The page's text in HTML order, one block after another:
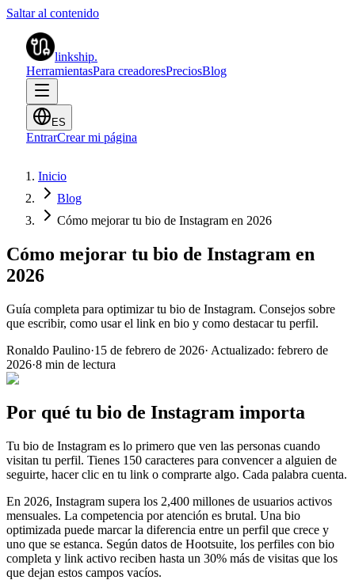
Saltar al contenido
linkship.
HerramientasPara creadoresPreciosBlog
ES
EntrarCrear mi página
Inicio
Blog
Cómo mejorar tu bio de Instagram en 2026
Cómo mejorar tu bio de Instagram en
2026
Guía completa para optimizar tu bio de Instagram. Consejos sobre
que escribir, como usar el link en bio y como destacar tu perfil.
Ronaldo Paulino·15 de febrero de 2026· Actualizado: febrero de
2026·8 min de lectura
Por qué tu bio de Instagram importa
Tu bio de Instagram es lo primero que ven las personas cuando
visitan tu perfil. Tienes 150 caracteres para convencer a alguien de
seguirte, hacer clic en tu link o comprarte algo. Cada palabra cuenta.
En 2026, Instagram supera los 2,400 millones de usuarios activos
mensuales. La competencia por atención es brutal. Una bio
optimizada puede marcar la diferencia entre un perfil que crece y
uno que se estanca. Según datos de Hootsuite, los perfiles con bio
completa y link activo reciben hasta un 30% más de visitas que los
que dejan estos campos vacíos.